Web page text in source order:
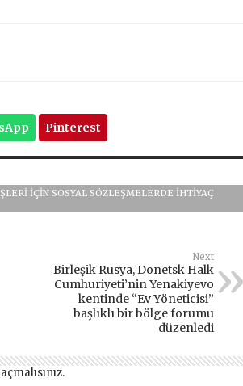
Pinterest
IÇIN SOSYAL SÖZLEŞMELERDE IHTIYAÇ
Next
Birleşik Rusya, Donetsk Halk
Cumhuriyeti’nin Yenakiyevo
kentinde “Ev Yöneticisi”
başlıklı bir bölge forumu
düzenledi
.